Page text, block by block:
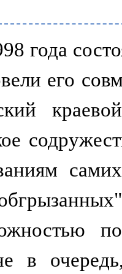
года
его
в